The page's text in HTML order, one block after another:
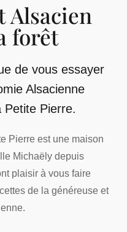
Alsacien
forêt
de vous essayer
Alsacienne
Pierre.
Pierre est une maison
Michaëly depuis
plaisir à vous faire
de la généreuse et